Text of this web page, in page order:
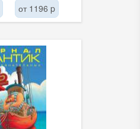
от 1196 p